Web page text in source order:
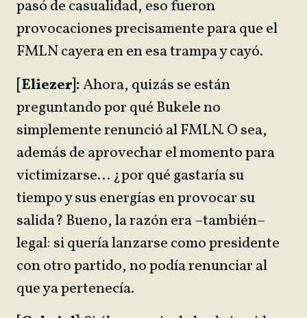
pasó de casualidad, eso fueron
provocaciones precisamente para que el
FMLN cayera en en esa trampa y cayó.
[Eliezer]:Ahora, quizás se están
preguntando por qué Bukele no
simplemente renunció al FMLN. O sea,
además de aprovechar el momento para
victimizarse… ¿por qué gastaría su
tiempo y sus energías en provocar su
salida? Bueno, la razón era –también–
legal: si quería lanzarse como presidente
con otro partido, no podía renunciar al
que ya pertenecía.